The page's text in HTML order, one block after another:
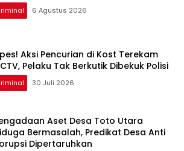
6 Agustus 2026
Aksi Pencurian di Kost Terekam
Pelaku Tak Berkutik Dibekuk Polisi
30 Juli 2026
Aset Desa Toto Utara
Bermasalah, Predikat Desa Anti
Dipertaruhkan